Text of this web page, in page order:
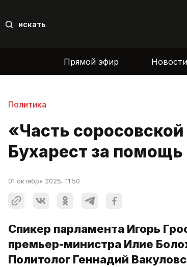
искать
Прямой эфир Новости
Политика
«Часть
Бухарест за
01 октября 2025, 11:50
Спикер парламента Игорь
премьер-министра Илие
Политолог Геннадий